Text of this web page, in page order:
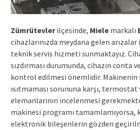
Zümrütevlerilçesinde, Mielemarkalı
cihazlarınızda meydana gelen
teknik servis hizmeti sunmaktayız.
sızdırması durumunda, cihazın conta
kontrol edilmesi önemlidir. Makinenin
ısıtmaması sorununa karşı, termostat
elemanlarının incelenmesi
makinesi programı
elektronik bileşenlerin gözden